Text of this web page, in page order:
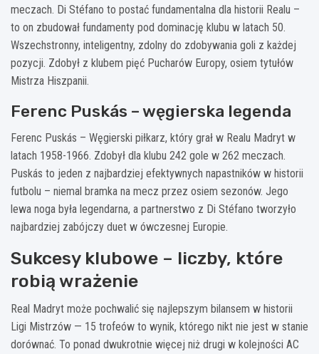
meczach. Di Stéfano to postać fundamentalna dla historii Realu –
to on zbudował fundamenty pod dominację klubu w latach 50.
Wszechstronny, inteligentny, zdolny do zdobywania goli z każdej
pozycji. Zdobył z klubem pięć Pucharów Europy, osiem tytułów
Mistrza Hiszpanii.
Ferenc Puskás – węgierska legenda
Ferenc Puskás – Węgierski piłkarz, który grał w Realu Madryt w
latach 1958-1966. Zdobył dla klubu 242 gole w 262 meczach.
Puskás to jeden z najbardziej efektywnych napastników w historii
futbolu – niemal bramka na mecz przez osiem sezonów. Jego
lewa noga była legendarna, a partnerstwo z Di Stéfano tworzyło
najbardziej zabójczy duet w ówczesnej Europie.
Sukcesy klubowe – liczby, które
robią wrażenie
Real Madryt może pochwalić się najlepszym bilansem w historii
Ligi Mistrzów — 15 trofeów to wynik, którego nikt nie jest w stanie
dorównać. To ponad dwukrotnie więcej niż drugi w kolejności AC